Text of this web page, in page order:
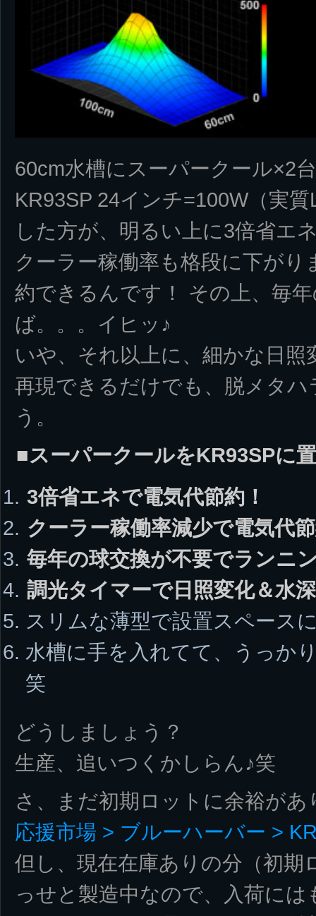
60cm水槽にスーパークール×2
KR93SP 24インチ=100W（実
した方が、明るい上に3倍省エ
クーラー稼働率も格段に下がり
約できるんです！ その上、毎
ば。。。イヒッ♪
いや、それ以上に、細かな日
再現できるだけでも、脱メタ
う。
■スーパークールをKR93SPに
3倍省エネで電気代節約！
クーラー稼働率減少で電気代
毎年の球交換が不要でランニ
調光タイマーで日照変化＆水
スリムな薄型で設置スペース
水槽に手を入れてて、うっか
笑
どうしましょう？
生産、追いつくかしらん♪笑
さ、まだ初期ロットに余裕があ
応援市場 > ブルーハーバー >
但し、現在在庫ありの分（初期
っせと製造中なので、入荷に